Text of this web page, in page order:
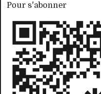
Pour s'abonner